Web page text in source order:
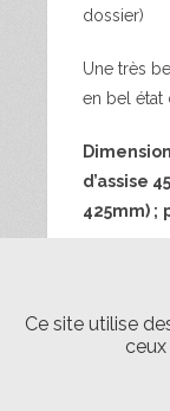
dossier)
Une très
en bel état
d’assise
425mm) ;
Livraison
paire
Ce site utilise